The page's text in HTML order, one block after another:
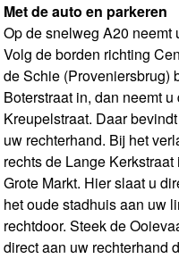
Met de auto en parkeren
Op de snelweg A20 neemt
Volg de borden richting
de Schie (Proveniersbrug)
Boterstraat in, dan neemt
Kreupelstraat. Daar
uw rechterhand. Bij het
rechts de Lange
Grote Markt. Hier slaat u
het oude stadhuis aan uw
rechtdoor. Steek de
direct aan uw rechterhand